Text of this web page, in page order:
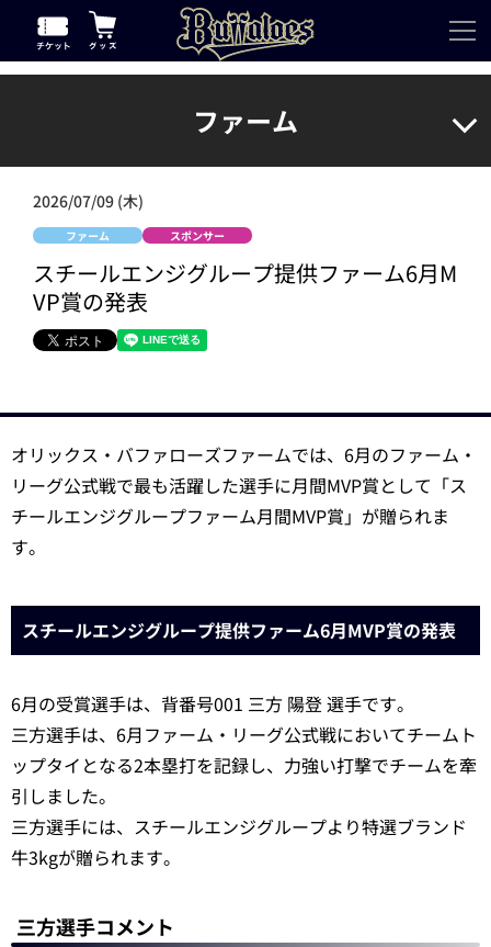
ファーム
2026/07/09 (木)
ファーム スポンサー
スチールエンジグループ提供ファーム6月M
VP賞の発表
オリックス・バファローズファームでは、6月のファーム・
リーグ公式戦で最も活躍した選手に月間MVP賞として「ス
チールエンジグループファーム月間MVP賞」が贈られま
す。
スチールエンジグループ提供ファーム6月MVP賞の発表
6月の受賞選手は、背番号001 三方 陽登 選手です。
三方選手は、6月ファーム・リーグ公式戦においてチームト
ップタイとなる2本塁打を記録し、力強い打撃でチームを牽
引しました。
三方選手には、スチールエンジグループより特選ブランド
牛3kgが贈られます。
三方選手コメント